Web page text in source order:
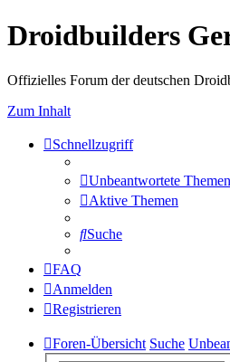
Droidbuilders
Offizielles Forum der deutschen
Zum Inhalt
Schnellzugriff
Unbeantwortete Themen
Aktive Themen
Suche
FAQ
Anmelden
Registrieren
Foren-Übersicht Suche